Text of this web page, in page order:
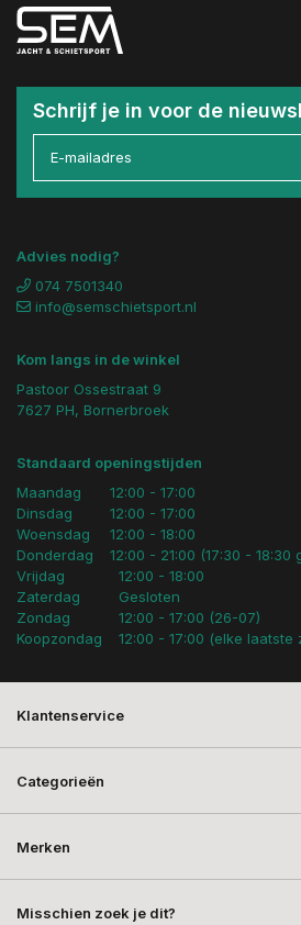
Schrijf je in voor de
Advies nodig?
074 7501340
info@semschietsport.nl
Kom langs in de winkel
Pastoor Ossestraat 9
7627 PH, Bornerbroek
Standaard openingstijden
Maandag
Dinsdag
Woensdag
Donderdag
12:00 - 17:00
12:00 - 17:00
12:00 - 18:00
12:00 - 21:00 (17:30 - 18:30
Vrijdag
Zaterdag
Zondag
Koopzondag
12:00 - 18:00
Gesloten
12:00 - 17:00 (26-07)
12:00 - 17:00 (elke laatste
Klantenservice
Categorieën
Merken
Misschien zoek je dit?